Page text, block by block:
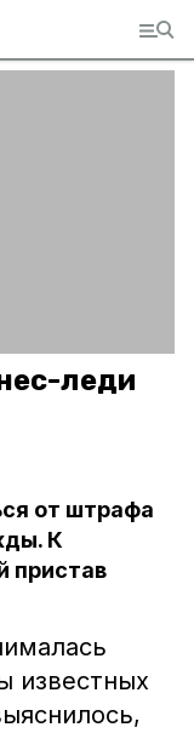
леди
от штрафа
К
пристав
известных